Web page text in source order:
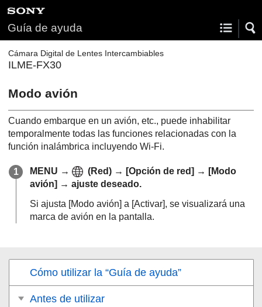
Guía de ayuda
Cámara Digital de Lentes Intercambiables
ILME-FX30
Modo avión
Cuando embarque en un avión, etc., puede inhabilitar
temporalmente todas las funciones relacionadas con la
función inalámbrica incluyendo Wi-Fi.
MENU → (Red) → [Opción de red] → [Modo
avión] → ajuste deseado.
Si ajusta [Modo avión] a [Activar], se visualizará una
marca de avión en la pantalla.
Cómo utilizar la “Guía de ayuda”
Antes de utilizar